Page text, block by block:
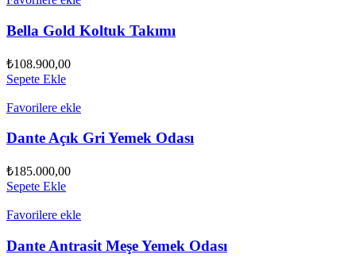
Bella Gold Koltuk Takımı
₺108.900,00
Sepete Ekle
Favorilere ekle
Dante Açık Gri Yemek Odası
₺185.000,00
Sepete Ekle
Favorilere ekle
Dante Antrasit Meşe Yemek Odası